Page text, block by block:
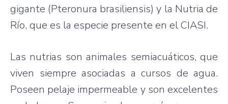
gigante (Pteronura brasiliensis) y la Nutria de
Río, que es la especie presente en el CIASI.
Las nutrias son animales semiacuáticos, que
viven siempre asociadas a cursos de agua.
Poseen pelaje impermeable y son excelentes